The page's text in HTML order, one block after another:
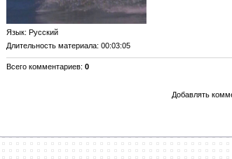
Язык: Русский
Длительность материала: 00:03:05
Всего комментариев: 0
Добавлять